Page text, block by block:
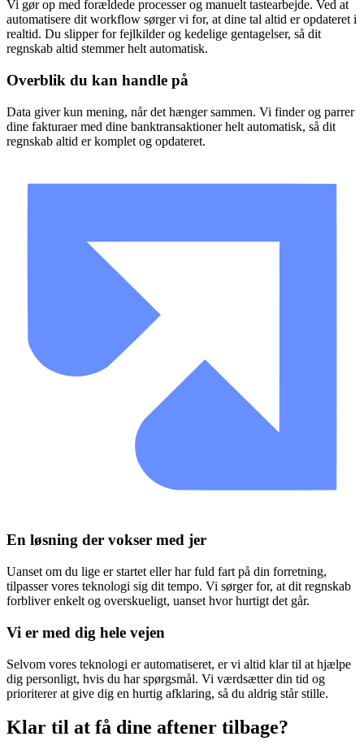
Vi gør op med forældede processer og manuelt tastearbejde. Ved at
automatisere dit workflow sørger vi for, at dine tal altid er opdateret i
realtid. Du slipper for fejlkilder og kedelige gentagelser, så dit
regnskab altid stemmer helt automatisk.
Overblik du kan handle på
Data giver kun mening, når det hænger sammen. Vi finder og parrer
dine fakturaer med dine banktransaktioner helt automatisk, så dit
regnskab altid er komplet og opdateret.
En løsning der vokser med jer
Uanset om du lige er startet eller har fuld fart på din forretning,
tilpasser vores teknologi sig dit tempo. Vi sørger for, at dit regnskab
forbliver enkelt og overskueligt, uanset hvor hurtigt det går.
Vi er med dig hele vejen
Selvom vores teknologi er automatiseret, er vi altid klar til at hjælpe
dig personligt, hvis du har spørgsmål. Vi værdsætter din tid og
prioriterer at give dig en hurtig afklaring, så du aldrig står stille.
Klar til at få dine aftener tilbage?